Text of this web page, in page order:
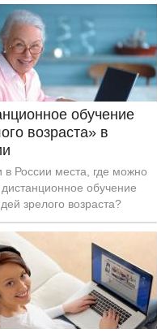
обучение
возраста» в
в России места, где можно
дистанционное обучение
зрелого возраста?
стала первое, кто открыл
в некоторых районах.